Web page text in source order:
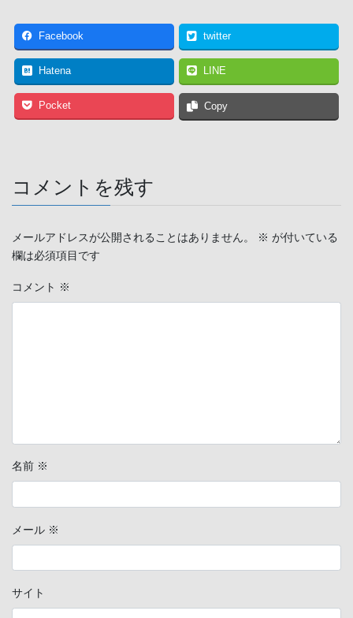
Facebook twitter
Hatena LINE
Pocket Copy
コメントを残す
メールアドレスが公開されることはありません。 ※ が付いている
欄は必須項目です
コメント ※
名前 ※
メール ※
サイト